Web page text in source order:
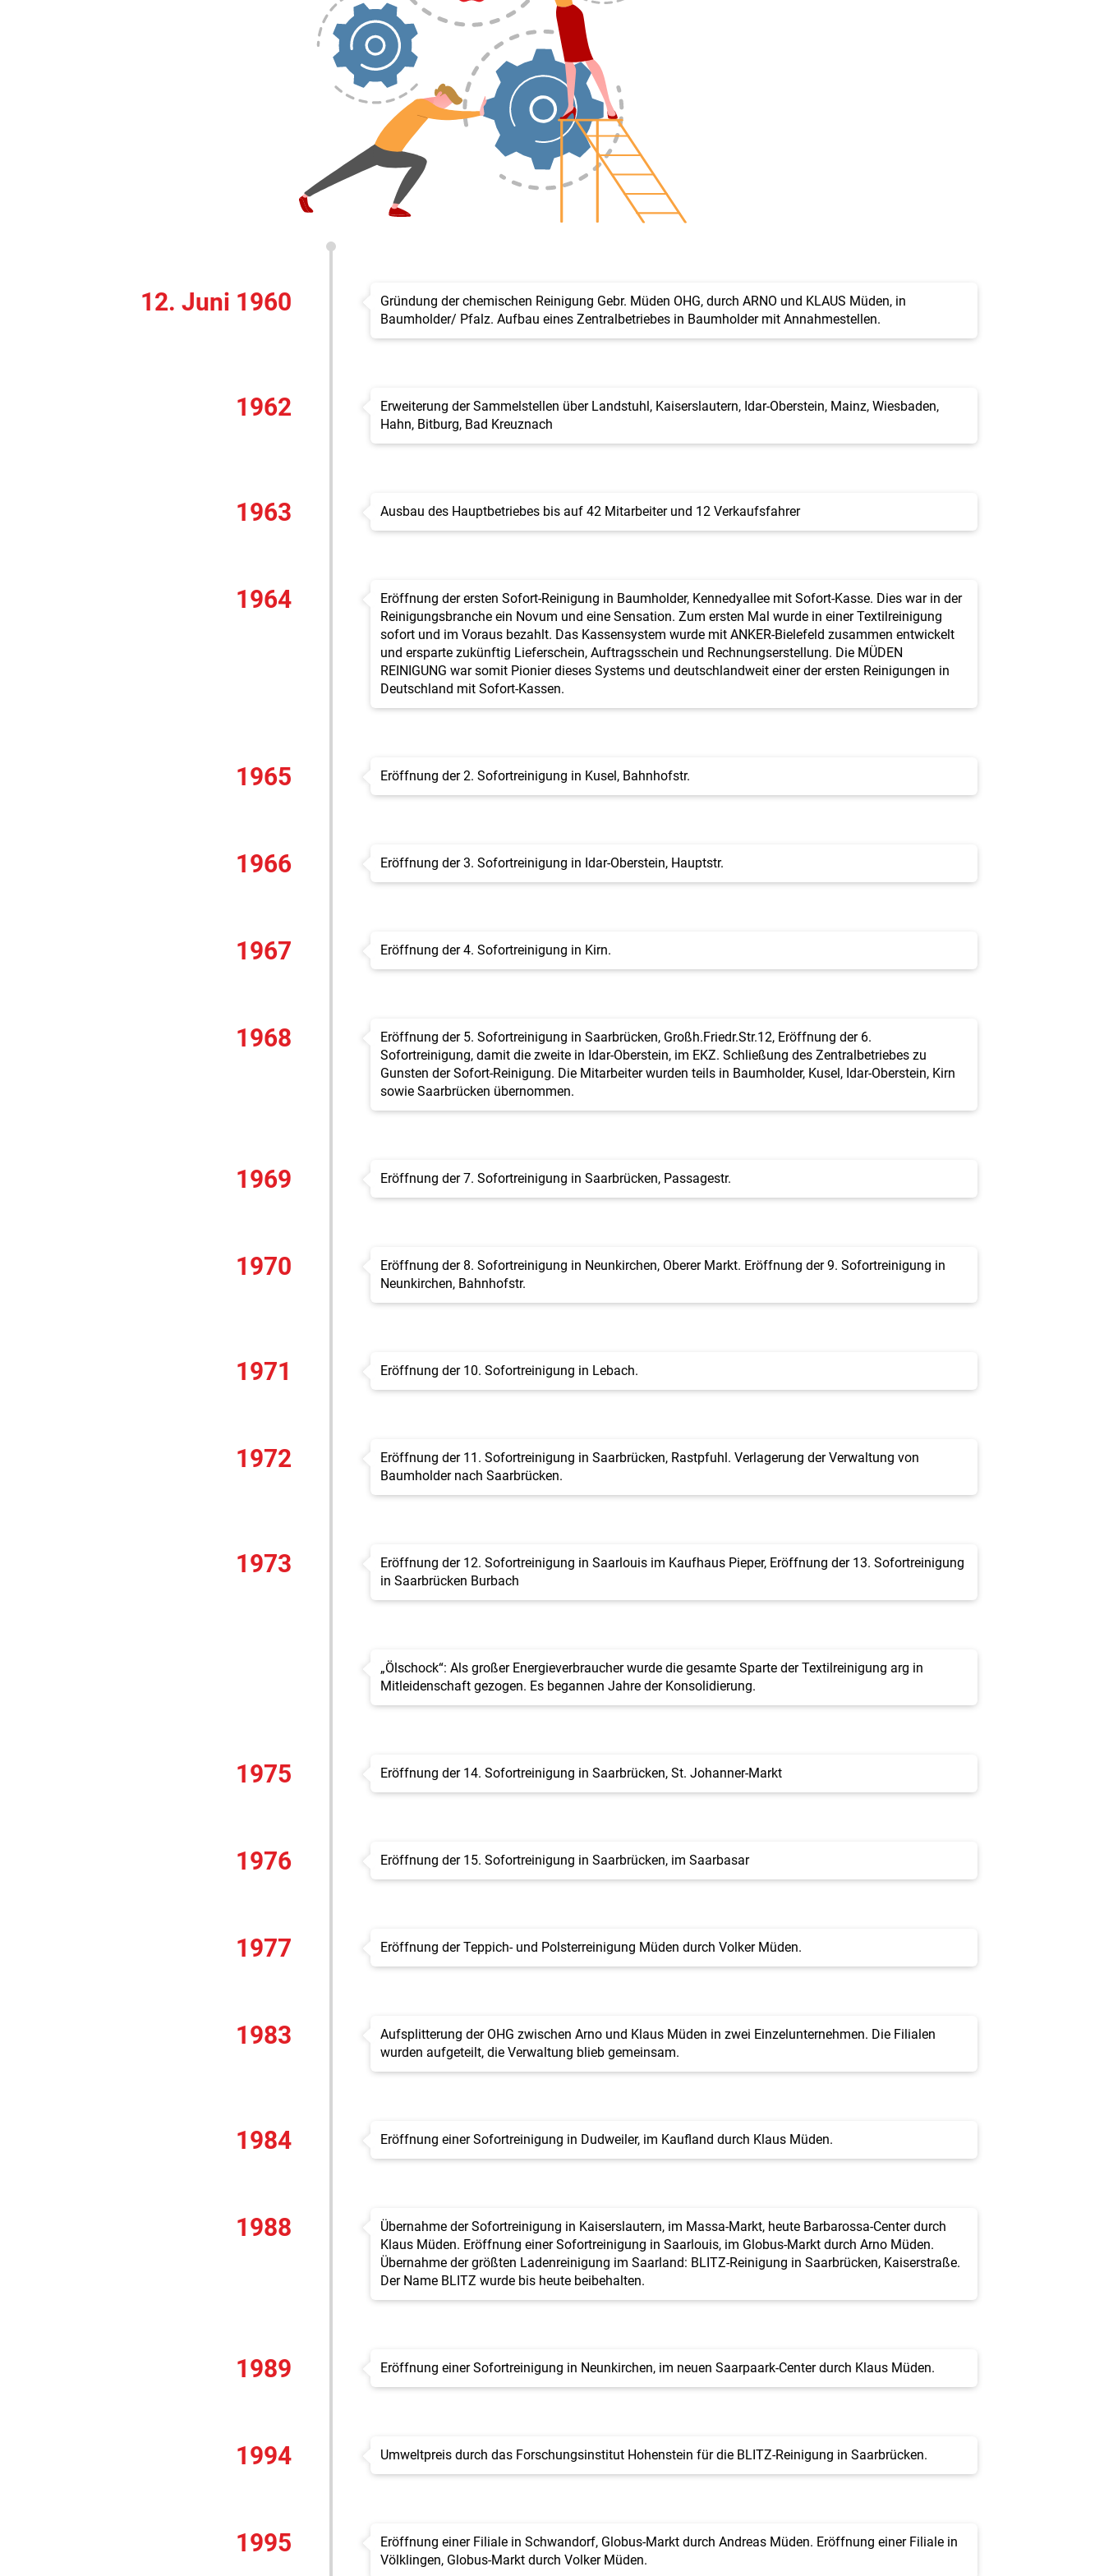
12. Juni 1960
Gründung der chemischen Reinigung Gebr. Müden OHG, durch ARNO und KLAUS Müden, in
Baumholder/ Pfalz. Aufbau eines Zentralbetriebes in Baumholder mit Annahmestellen.
1962
Erweiterung der Sammelstellen über Landstuhl, Kaiserslautern, Idar-Oberstein, Mainz, Wiesbaden,
Hahn, Bitburg, Bad Kreuznach
1963 Ausbau des Hauptbetriebes bis auf 42 Mitarbeiter und 12 Verkaufsfahrer
1964
Eröffnung der ersten Sofort-Reinigung in Baumholder, Kennedyallee mit Sofort-Kasse. Dies war in der
Reinigungsbranche ein Novum und eine Sensation. Zum ersten Mal wurde in einer Textilreinigung
sofort und im Voraus bezahlt. Das Kassensystem wurde mit ANKER-Bielefeld zusammen entwickelt
und ersparte zukünftig Lieferschein, Auftragsschein und Rechnungserstellung. Die MÜDEN
REINIGUNG war somit Pionier dieses Systems und deutschlandweit einer der ersten Reinigungen in
Deutschland mit Sofort-Kassen.
1965 Eröffnung der 2. Sofortreinigung in Kusel, Bahnhofstr.
1966 Eröffnung der 3. Sofortreinigung in Idar-Oberstein, Hauptstr.
1967 Eröffnung der 4. Sofortreinigung in Kirn.
1968
Eröffnung der 5. Sofortreinigung in Saarbrücken, Großh.Friedr.Str.12, Eröffnung der 6.
Sofortreinigung, damit die zweite in Idar-Oberstein, im EKZ. Schließung des Zentralbetriebes zu
Gunsten der Sofort-Reinigung. Die Mitarbeiter wurden teils in Baumholder, Kusel, Idar-Oberstein, Kirn
sowie Saarbrücken übernommen.
1969 Eröffnung der 7. Sofortreinigung in Saarbrücken, Passagestr.
1970
Eröffnung der 8. Sofortreinigung in Neunkirchen, Oberer Markt. Eröffnung der 9. Sofortreinigung in
Neunkirchen, Bahnhofstr.
1971 Eröffnung der 10. Sofortreinigung in Lebach.
1972
Eröffnung der 11. Sofortreinigung in Saarbrücken, Rastpfuhl. Verlagerung der Verwaltung von
Baumholder nach Saarbrücken.
1973
Eröffnung der 12. Sofortreinigung in Saarlouis im Kaufhaus Pieper, Eröffnung der 13. Sofortreinigung
in Saarbrücken Burbach
„Ölschock“: Als großer Energieverbraucher wurde die gesamte Sparte der Textilreinigung arg in
Mitleidenschaft gezogen. Es begannen Jahre der Konsolidierung.
1975 Eröffnung der 14. Sofortreinigung in Saarbrücken, St. Johanner-Markt
1976 Eröffnung der 15. Sofortreinigung in Saarbrücken, im Saarbasar
1977 Eröffnung der Teppich- und Polsterreinigung Müden durch Volker Müden.
1983
Aufsplitterung der OHG zwischen Arno und Klaus Müden in zwei Einzelunternehmen. Die Filialen
wurden aufgeteilt, die Verwaltung blieb gemeinsam.
1984 Eröffnung einer Sofortreinigung in Dudweiler, im Kaufland durch Klaus Müden.
1988
Übernahme der Sofortreinigung in Kaiserslautern, im Massa-Markt, heute Barbarossa-Center durch
Klaus Müden. Eröffnung einer Sofortreinigung in Saarlouis, im Globus-Markt durch Arno Müden.
Übernahme der größten Ladenreinigung im Saarland: BLITZ-Reinigung in Saarbrücken, Kaiserstraße.
Der Name BLITZ wurde bis heute beibehalten.
1989 Eröffnung einer Sofortreinigung in Neunkirchen, im neuen Saarpaark-Center durch Klaus Müden.
1994 Umweltpreis durch das Forschungsinstitut Hohenstein für die BLITZ-Reinigung in Saarbrücken.
1995
Eröffnung einer Filiale in Schwandorf, Globus-Markt durch Andreas Müden. Eröffnung einer Filiale in
Völklingen, Globus-Markt durch Volker Müden.